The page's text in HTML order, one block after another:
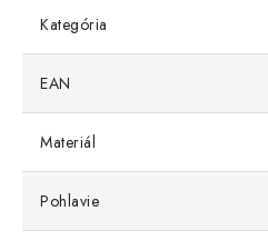
Kategória
EAN
Materiál
Pohlavie